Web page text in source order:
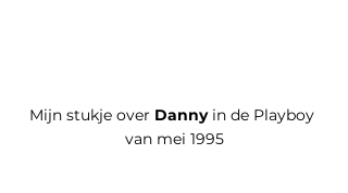
Mijn stukje over Danny in de Playboy
van mei 1995